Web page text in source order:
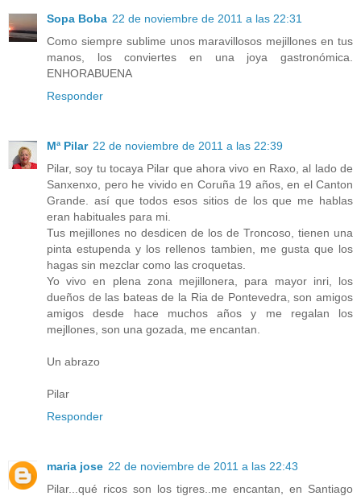
Sopa Boba 22 de noviembre de 2011 a las 22:31
Como siempre sublime unos maravillosos mejillones en tus
manos, los conviertes en una joya gastronómica.
ENHORABUENA
Responder
Mª Pilar 22 de noviembre de 2011 a las 22:39
Pilar, soy tu tocaya Pilar que ahora vivo en Raxo, al lado de
Sanxenxo, pero he vivido en Coruña 19 años, en el Canton
Grande. así que todos esos sitios de los que me hablas
eran habituales para mi.
Tus mejillones no desdicen de los de Troncoso, tienen una
pinta estupenda y los rellenos tambien, me gusta que los
hagas sin mezclar como las croquetas.
Yo vivo en plena zona mejillonera, para mayor inri, los
dueños de las bateas de la Ria de Pontevedra, son amigos
amigos desde hace muchos años y me regalan los
mejllones, son una gozada, me encantan.
Un abrazo
Pilar
Responder
maria jose 22 de noviembre de 2011 a las 22:43
Pilar...qué ricos son los tigres..me encantan, en Santiago